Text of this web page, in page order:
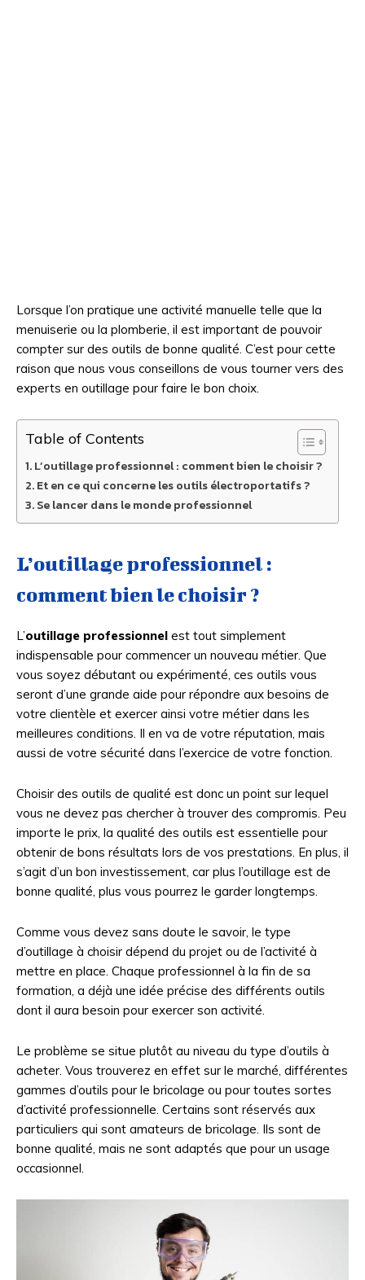
Lorsque l’on pratique une activité manuelle telle que la
menuiserie ou la plomberie, il est important de pouvoir
compter sur des outils de bonne qualité. C’est pour cette
raison que nous vous conseillons de vous tourner vers des
experts en outillage pour faire le bon choix.
Table of Contents
L’outillage professionnel : comment bien le choisir ?
Et en ce qui concerne les outils électroportatifs ?
Se lancer dans le monde professionnel
L’outillage professionnel :
comment bien le choisir ?
L’outillage professionnel est tout simplement
indispensable pour commencer un nouveau métier. Que
vous soyez débutant ou expérimenté, ces outils vous
seront d’une grande aide pour répondre aux besoins de
votre clientèle et exercer ainsi votre métier dans les
meilleures conditions. Il en va de votre réputation, mais
aussi de votre sécurité dans l’exercice de votre fonction.
Choisir des outils de qualité est donc un point sur lequel
vous ne devez pas chercher à trouver des compromis. Peu
importe le prix, la qualité des outils est essentielle pour
obtenir de bons résultats lors de vos prestations. En plus, il
s’agit d’un bon investissement, car plus l’outillage est de
bonne qualité, plus vous pourrez le garder longtemps.
Comme vous devez sans doute le savoir, le type
d’outillage à choisir dépend du projet ou de l’activité à
mettre en place. Chaque professionnel à la fin de sa
formation, a déjà une idée précise des différents outils
dont il aura besoin pour exercer son activité.
Le problème se situe plutôt au niveau du type d’outils à
acheter. Vous trouverez en effet sur le marché, différentes
gammes d’outils pour le bricolage ou pour toutes sortes
d’activité professionnelle. Certains sont réservés aux
particuliers qui sont amateurs de bricolage. Ils sont de
bonne qualité, mais ne sont adaptés que pour un usage
occasionnel.